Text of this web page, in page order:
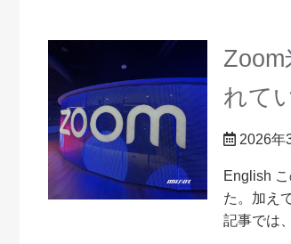
れて
2026年
English
た。加え
記事では